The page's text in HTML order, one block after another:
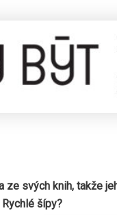
svých knih, takže
šípy?